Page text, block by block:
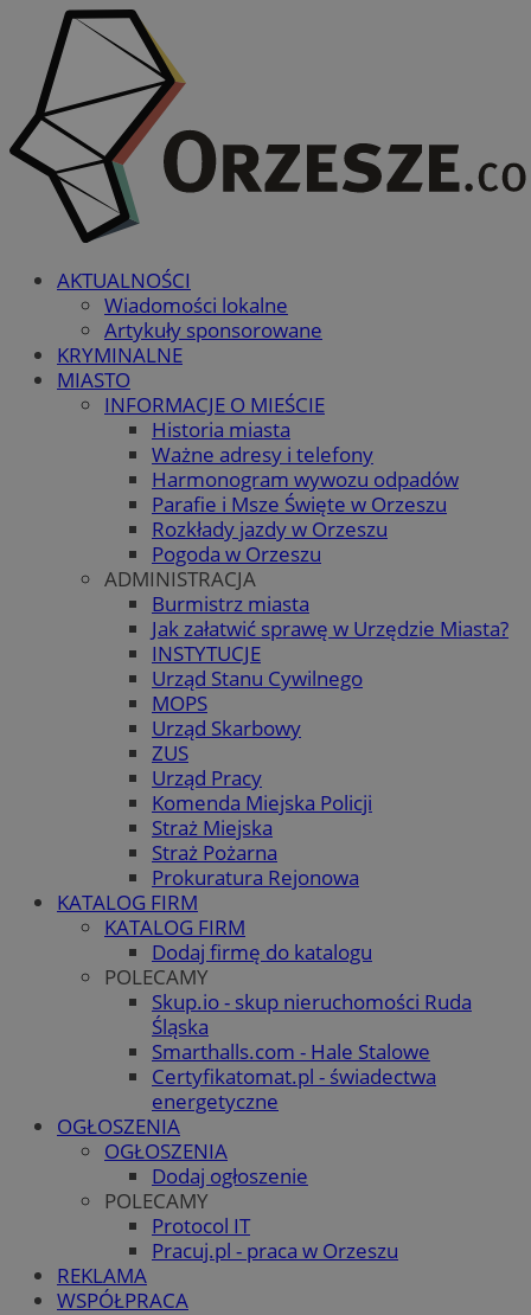
AKTUALNOŚCI
Wiadomości lokalne
Artykuły sponsorowane
KRYMINALNE
MIASTO
INFORMACJE O MIEŚCIE
Historia miasta
Ważne adresy i telefony
Harmonogram wywozu odpadów
Parafie i Msze Święte w Orzeszu
Rozkłady jazdy w Orzeszu
Pogoda w Orzeszu
ADMINISTRACJA
Burmistrz miasta
Jak załatwić sprawę w Urzędzie Miasta?
INSTYTUCJE
Urząd Stanu Cywilnego
MOPS
Urząd Skarbowy
ZUS
Urząd Pracy
Komenda Miejska Policji
Straż Miejska
Straż Pożarna
Prokuratura Rejonowa
KATALOG FIRM
KATALOG FIRM
Dodaj firmę do katalogu
POLECAMY
Skup.io - skup nieruchomości Ruda
Śląska
Smarthalls.com - Hale Stalowe
Certyfikatomat.pl - świadectwa
energetyczne
OGŁOSZENIA
OGŁOSZENIA
Dodaj ogłoszenie
POLECAMY
Protocol IT
Pracuj.pl - praca w Orzeszu
REKLAMA
WSPÓŁPRACA